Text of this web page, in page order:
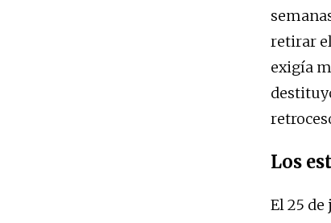
retirar
exigía
Los
El 25